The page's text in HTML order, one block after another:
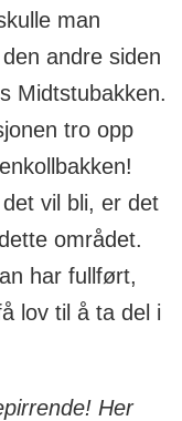
man
andre siden
Midtstubakken.
tro opp
vil bli, er det
området.
har fullført,
lov til å ta del i
Her